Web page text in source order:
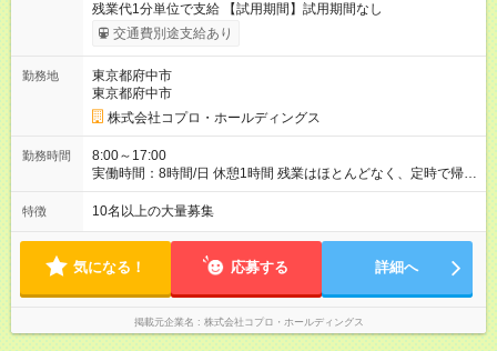
残業代1分単位で支給 【試用期間】試用期間なし
交通費別途支給あり
勤務地
東京都府中市
東京都府中市
株式会社コプロ・ホールディングス
勤務時間
8:00～17:00
実働時間：8時間/日 休憩1時間 残業はほとんどなく、定時で帰れ
る日が多い働き方です。 毎日の業務は進捗管理や事務が中心な
ので、 「今日やるべき仕事」が終われば、自然と区切りをつけ
方を大切にしています。
特徴 10名以上の大量募集
気になる！ 応募する 詳細へ
掲載元企業名 株式会社コプロ・ホールディングス